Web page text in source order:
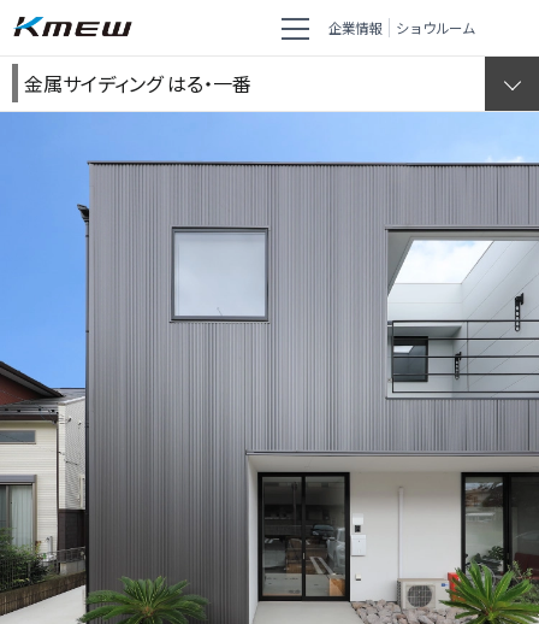
企業情報 ショウルーム
金属サイディング はる・一番